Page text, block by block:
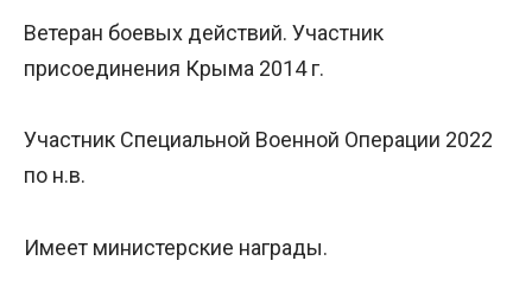
Ветеран боевых действий. Участник
присоединения Крыма 2014 г.
Участник Специальной Военной Операции 2022
по н.в.
Имеет министерские награды.